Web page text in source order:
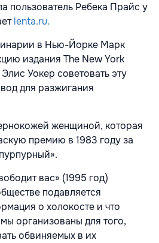
пользователь Ребека Прайс у
lenta.ru.
в Нью-Йорке Марк
издания The New York
Уокер советовать эту
для разжигания
женщиной, которая
премию в 1983 году за
вас» (1995 год)
подавляется
о холокосте и что
организованы для того,
обвиняемых в их